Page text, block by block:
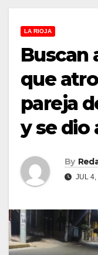
LA RIOJA
Buscan
que
pareja
y se dio
By
JUL 4,